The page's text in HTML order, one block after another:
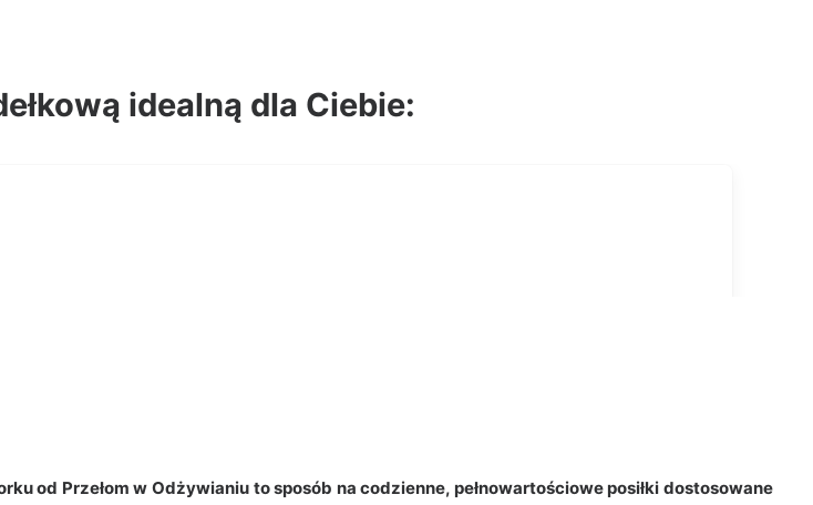
idealną dla Ciebie:
od Przełom w Odżywianiu to sposób na codzienne, pełnowartościowe posiłki dostosowane